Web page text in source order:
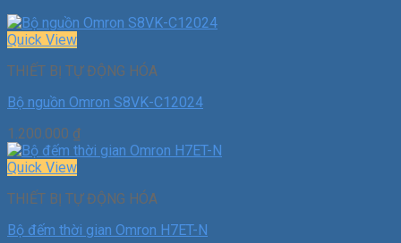
Quick View
THIẾT BỊ TỰ ĐỘNG HÓA
Bộ nguồn Omron S8VK-C12024
1.200.000 ₫
Quick View
THIẾT BỊ TỰ ĐỘNG HÓA
Bộ đếm thời gian Omron H7ET-N